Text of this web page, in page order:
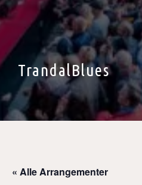
TrandalBlues
« Alle Arrangementer